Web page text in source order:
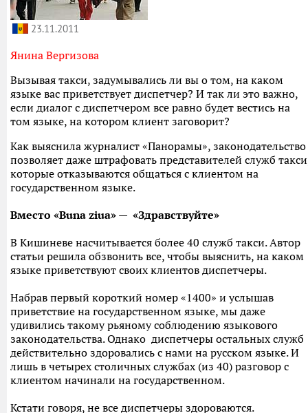
23.11.2011
Янина Вергизова
Вызывая такси, задумывались ли вы о том, на каком
языке вас приветствует диспетчер? И так ли это важно,
если диалог с диспетчером все равно будет вестись на
том языке, на котором клиент заговорит?
Как выяснила журналист «Панорамы», законодательство
позволяет даже штрафовать представителей служб
которые отказываются общаться с клиентом на
государственном языке.
Вместо «Вuna ziua» — «Здравствуйте»
В Кишиневе насчитывается более 40 служб такси. Автор
статьи решила обзвонить все, чтобы выяснить, на каком
языке приветствуют своих клиентов диспетчеры.
Набрав первый короткий номер «1400» и услышав
приветствие на государственном языке, мы даже
удивились такому рьяному соблюдению языкового
законодательства. Однако диспетчеры остальных служб
действительно здоровались с нами на русском языке. И
лишь в четырех столичных службах (из 40) разговор с
клиентом начинали на государственном.
Кстати говоря, не все диспетчеры здороваются.